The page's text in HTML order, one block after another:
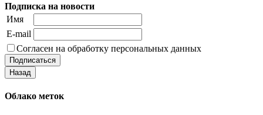
Подписка на новости
Имя
E-mail
Согласен на обработку персональных данных
Облако меток